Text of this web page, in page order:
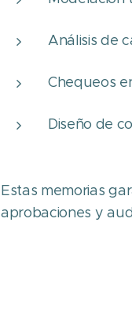
Análisis de
Chequeos
Diseño de
Estas memorias
aprobaciones y